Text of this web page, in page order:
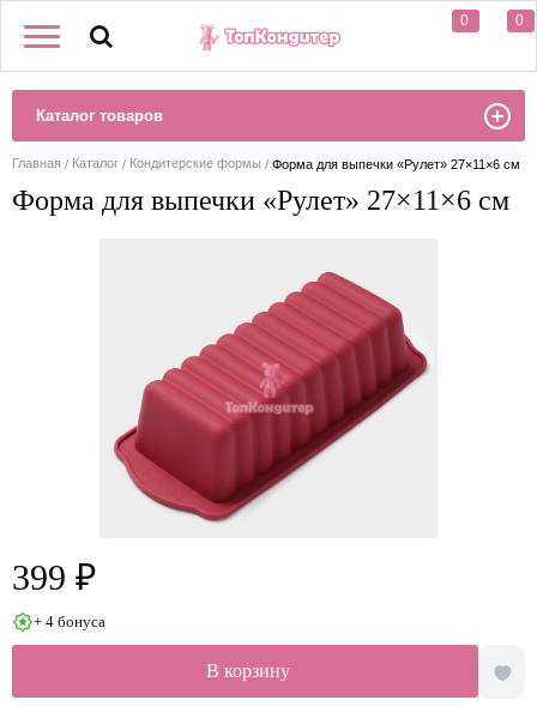
0 0
Каталог товаров
Главная Каталог Кондитерские формы Форма для выпечки «Рулет» 27×11×6 см
Форма для выпечки «Рулет» 27×11×6 см
399 ₽
+ 4 бонуса
В корзину